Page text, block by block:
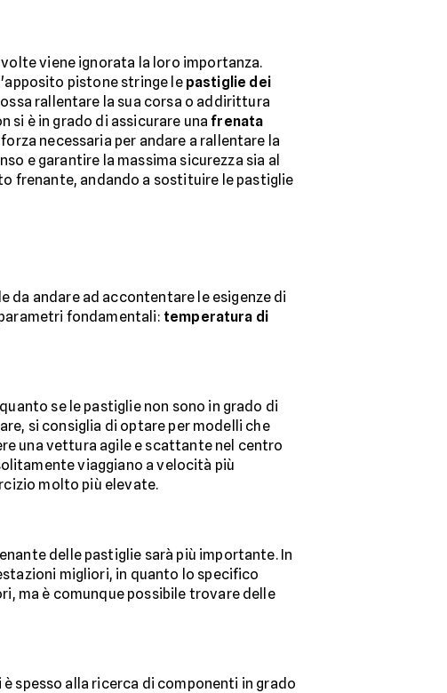
volte viene ignorata la loro importanza.
pistone stringe le pastiglie dei
rallentare la sua corsa o addirittura
si è in grado di assicurare unafrenata
necessaria per andare a rallentare la
e garantire la massima sicurezza sia al
frenante, andando a sostituire le pastiglie
da andare ad accontentare le esigenze di
fondamentali: temperatura di
se le pastiglie non sono in grado di
si consiglia di optare per modelli che
una vettura agile e scattante nel centro
viaggiano a velocità più
molto più elevate.
delle pastiglie sarà più importante. In
migliori, in quanto lo specifico
ma è comunque possibile trovare delle
spesso alla ricerca di componenti in grado